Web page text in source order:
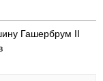
Гашербрум II